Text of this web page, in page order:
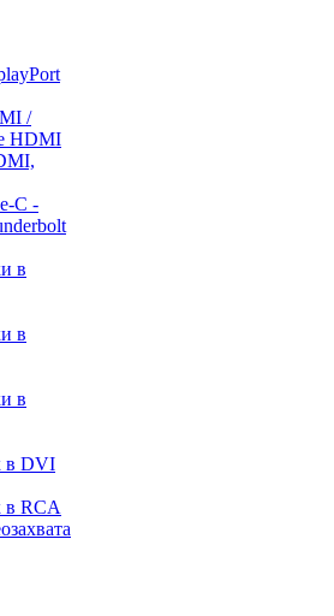
/
HDMI
C -
в
в
в
в DVI
в RCA